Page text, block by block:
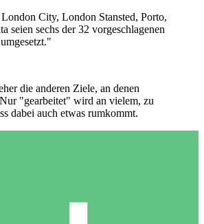
City, London Stansted, Porto,
seien sechs der 32 vorgeschlagenen
die anderen Ziele, an denen
"gearbeitet" wird an vielem, zu
dabei auch etwas rumkommt.